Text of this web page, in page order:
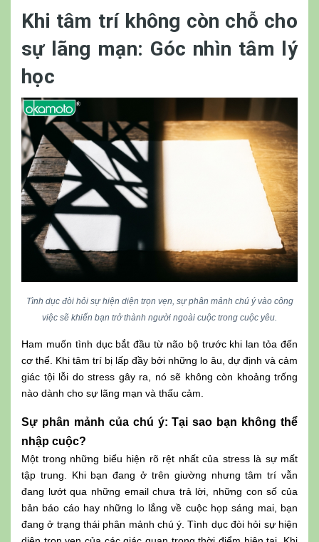
Khi tâm trí không còn chỗ cho
sự lãng mạn: Góc nhìn tâm lý
học
Tình dục đòi hỏi sự hiện diện trọn vẹn, sự phân mảnh chú ý vào công
việc sẽ khiến bạn trở thành người ngoài cuộc trong cuộc yêu.
Ham muốn tình dục bắt đầu từ não bộ trước khi lan tỏa đến
cơ thể. Khi tâm trí bị lấp đầy bởi những lo âu, dự định và cảm
giác tội lỗi do stress gây ra, nó sẽ không còn khoảng trống
nào dành cho sự lãng mạn và thấu cảm.
Sự phân mảnh của chú ý: Tại sao bạn không thể
nhập cuộc?
Một trong những biểu hiện rõ rệt nhất của stress là sự mất
tập trung. Khi bạn đang ở trên giường nhưng tâm trí vẫn
đang lướt qua những email chưa trả lời, những con số của
bản báo cáo hay những lo lắng về cuộc họp sáng mai, bạn
đang ở trạng thái phân mảnh chú ý. Tình dục đòi hỏi sự hiện